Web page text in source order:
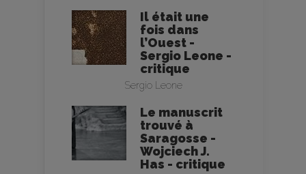
Il était une
fois dans
l’Ouest -
Sergio Leone -
critique
Sergio Leone
Le manuscrit
trouvé à
Saragosse -
Wojciech J.
Has - critique